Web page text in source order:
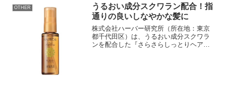
ャツが抽選で当たるプレ...
OTHER
うるおい成分スクワラン配合！指
通りの良いしなやかな髪に
株式会社ハーバー研究所（所在地：東京
都千代田区）は、うるおい成分スクワラ
ンを配合した『さらさらしっとりヘアオ